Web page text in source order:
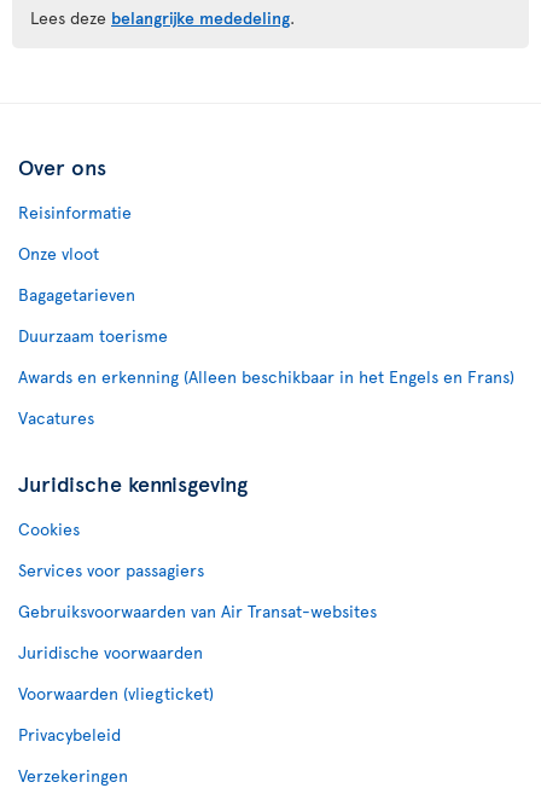
Lees deze belangrijke mededeling.
Over ons
Reisinformatie
Onze vloot
Bagagetarieven
Duurzaam toerisme
Awards en erkenning (Alleen beschikbaar in het Engels en Frans)
Vacatures
Juridische kennisgeving
Cookies
Services voor passagiers
Gebruiksvoorwaarden van Air Transat-websites
Juridische voorwaarden
Voorwaarden (vliegticket)
Privacybeleid
Verzekeringen